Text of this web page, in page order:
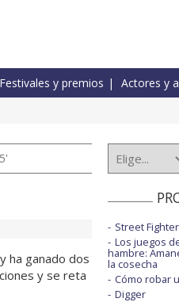
Festivales y premios Actores y
ha ganado dos
y se reta
Street Fighter
Los juegos
hambre:
la cosecha
Cómo robar
Digger